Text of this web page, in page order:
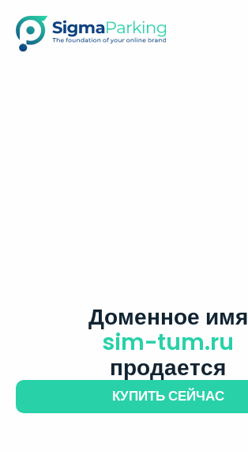
Доменное имя
sim-tum.ru
продается
КУПИТЬ СЕЙЧАС